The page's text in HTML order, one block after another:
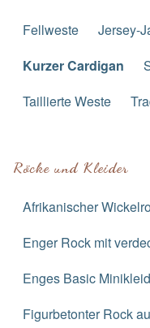
Fellweste Jersey-
Kurzer Cardigan
Taillierte Weste
Röcke und Kleider
Afrikanischer
Enger Rock mit
Enges Basic Minikleid
Figurbetonter Rock